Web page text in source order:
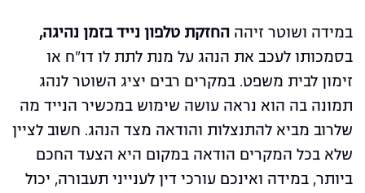
במידה ושוטר זיהה החזקת טלפון נייד בזמן נהיגה,
בסמכותו לעכב את הנהג על מנת לתת לו דו"ח או
זימון לבית משפט. במקרים רבים יציג השוטר לנהג
תמונה בה הוא נראה עושה שימוש במכשיר הנייד מה
שלרוב מביא להתנצלות והודאה מצד הנהג. חשוב לציין
שלא בכל המקרים הודאה במקום היא הצעד החכם
ביותר, במידה ואינכם עורכי דין לענייני תעבורה, יכול